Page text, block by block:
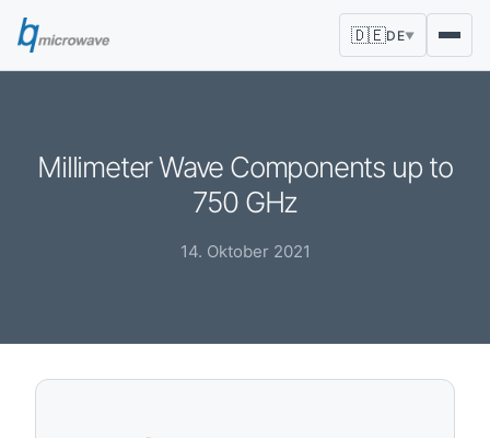
🇩🇪DE▼
Millimeter Wave Components up to
750 GHz
14. Oktober 2021